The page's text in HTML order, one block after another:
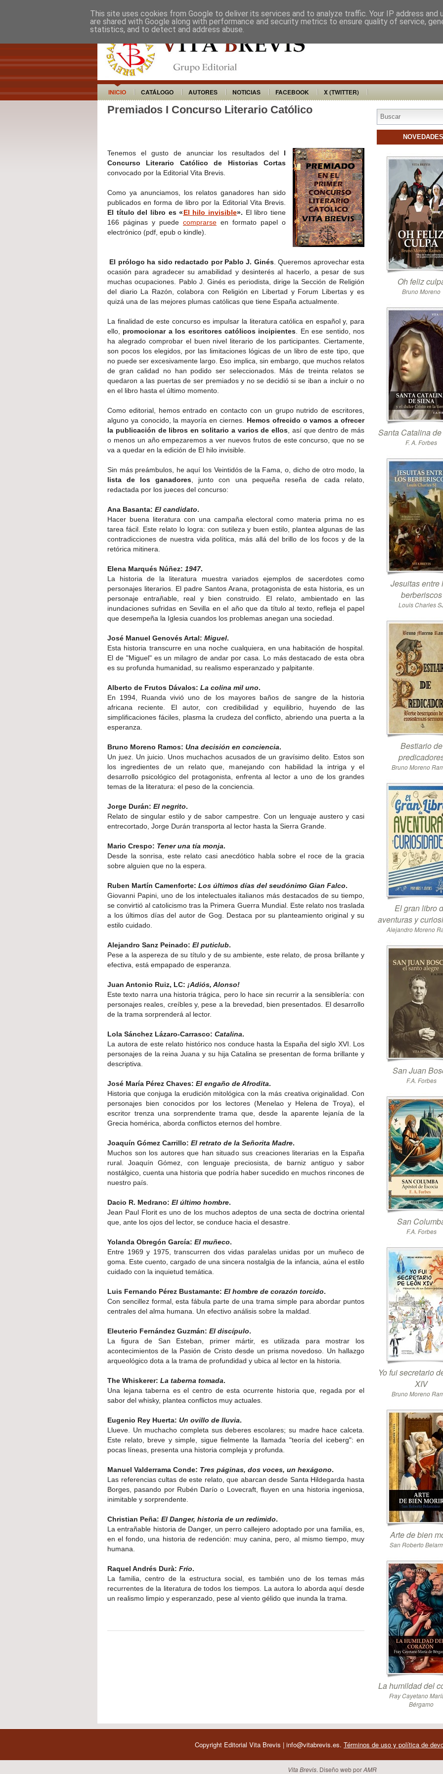
VITA BREVIS DISTRIBUIDORES
INICIO CATÁLOGO AUTORES NOTICIAS FACEBOOK X (TWITTER)
Premiados I Concurso Literario Católico
Tenemos el gusto de anunciar los resultados del I
Concurso Literario Católico de Historias Cortas
convocado por la Editorial Vita Brevis.
Como ya anunciamos, los relatos ganadores han sido
publicados en forma de libro por la Editorial Vita Brevis.
El título del libro es «El hilo invisible». El libro tiene
166 páginas y puede comprarse en formato papel o
electrónico (pdf, epub o kindle).
El prólogo ha sido redactado por Pablo J. Ginés. Queremos aprovechar esta
ocasión para agradecer su amabilidad y desinterés al hacerlo, a pesar de sus
muchas ocupaciones. Pablo J. Ginés es periodista, dirige la Sección de Religión
del diario La Razón, colabora con Religión en Libertad y Forum Libertas y es
quizá una de las mejores plumas católicas que tiene España actualmente.
La finalidad de este concurso es impulsar la literatura católica en español y, para
ello, promocionar a los escritores católicos incipientes . En ese sentido, nos
ha alegrado comprobar el buen nivel literario de los participantes. Ciertamente,
son pocos los elegidos, por las limitaciones lógicas de un libro de este tipo, que
no puede ser excesivamente largo. Eso implica, sin embargo, que muchos relatos
de gran calidad no han podido ser seleccionados. Más de treinta relatos se
quedaron a las puertas de ser premiados y no se decidió si se iban a incluir o no
en el libro hasta el último momento.
Como editorial, hemos entrado en contacto con un grupo nutrido de escritores,
alguno ya conocido, la mayoría en ciernes. Hemos ofrecido o vamos a ofrecer
la publicación de libros en solitario a varios de ellos , así que dentro de más
o menos un año empezaremos a ver nuevos frutos de este concurso, que no se
va a quedar en la edición de El hilo invisible.
Sin más preámbulos, he aquí los Veintidós de la Fama, o, dicho de otro modo, la
lista de los ganadores , junto con una pequeña reseña de cada relato,
redactada por los jueces del concurso:
Ana Basanta: El candidato.
Hacer buena literatura con una campaña electoral como materia prima no es
tarea fácil. Este relato lo logra: con sutileza y buen estilo, plantea algunas de las
contradicciones de nuestra vida política, más allá del brillo de los focos y de la
retórica mitinera.
Elena Marqués Núñez: 1947.
La historia de la literatura muestra variados ejemplos de sacerdotes como
personajes literarios. El padre Santos Arana, protagonista de esta historia, es un
personaje entrañable, real y bien construido. El relato, ambientado en las
inundaciones sufridas en Sevilla en el año que da título al texto, refleja el papel
que desempeña la Iglesia cuandos los problemas anegan una sociedad.
José Manuel Genovés Artal: Miguel.
Esta historia transcurre en una noche cualquiera, en una habitación de hospital.
El de "Miguel" es un milagro de andar por casa. Lo más destacado de esta obra
es su profunda humanidad, su realismo esperanzado y palpitante.
Alberto de Frutos Dávalos: La colina mil uno.
En 1994, Ruanda vivió uno de los mayores baños de sangre de la historia
africana reciente. El autor, con credibilidad y equilibrio, huyendo de las
simplificaciones fáciles, plasma la crudeza del conflicto, abriendo una puerta a la
esperanza.
Bruno Moreno Ramos: Una decisión en conciencia.
Un juez. Un juicio. Unos muchachos acusados de un gravísimo delito. Estos son
los ingredientes de un relato que, manejando con habilidad la intriga y el
desarrollo psicológico del protagonista, enfrenta al lector a uno de los grandes
temas de la literatura: el peso de la conciencia.
Jorge Durán: El negrito.
Relato de singular estilo y de sabor campestre. Con un lenguaje austero y casi
entrecortado, Jorge Durán transporta al lector hasta la Sierra Grande.
Mario Crespo: Tener una tía monja.
Desde la sonrisa, este relato casi anecdótico habla sobre el roce de la gracia
sobre alguien que no la espera.
Ruben Martín Camenforte: Los últimos días del seudónimo Gian Falco.
Giovanni Papini, uno de los intelectuales italianos más destacados de su tiempo,
se convirtió al catolicismo tras la Primera Guerra Mundial. Este relato nos traslada
a los últimos días del autor de Gog. Destaca por su planteamiento original y su
estilo cuidado.
Alejandro Sanz Peinado: El puticlub.
Pese a la aspereza de su título y de su ambiente, este relato, de prosa brillante y
efectiva, está empapado de esperanza.
Juan Antonio Ruiz, LC: ¡Adiós, Alonso!
Este texto narra una historia trágica, pero lo hace sin recurrir a la sensiblería: con
personajes reales, creíbles y, pese a la brevedad, bien presentados. El desarrollo
de la trama sorprenderá al lector.
Lola Sánchez Lázaro-Carrasco: Catalina.
La autora de este relato histórico nos conduce hasta la España del siglo XVI. Los
personajes de la reina Juana y su hija Catalina se presentan de forma brillante y
descriptiva.
José María Pérez Chaves: El engaño de Afrodita.
Historia que conjuga la erudición mitológica con la más creativa originalidad. Con
personajes bien conocidos por los lectores (Menelao y Helena de Troya), el
escritor trenza una sorprendente trama que, desde la aparente lejanía de la
Grecia homérica, aborda conflictos eternos del hombre.
Joaquín Gómez Carrillo: El retrato de la Señorita Madre.
Muchos son los autores que han situado sus creaciones literarias en la España
rural. Joaquín Gómez, con lenguaje preciosista, de barniz antiguo y sabor
nostálgico, cuenta una historia que podría haber sucedido en muchos rincones de
nuestro país.
Dacio R. Medrano: El último hombre.
Jean Paul Florit es uno de los muchos adeptos de una secta de doctrina oriental
que, ante los ojos del lector, se conduce hacia el desastre.
Yolanda Obregón García: El muñeco.
Entre 1969 y 1975, transcurren dos vidas paralelas unidas por un muñeco de
goma. Este cuento, cargado de una sincera nostalgia de la infancia, aúna el estilo
cuidado con la inquietud temática.
Luis Fernando Pérez Bustamante: El hombre de corazón torcido.
Con sencillez formal, esta fábula parte de una trama simple para abordar puntos
centrales del alma humana. Un efectivo análisis sobre la maldad.
Eleuterio Fernández Guzmán: El discípulo.
La figura de San Esteban, primer mártir, es utilizada para mostrar los
acontecimientos de la Pasión de Cristo desde un prisma novedoso. Un hallazgo
arqueológico dota a la trama de profundidad y ubica al lector en la historia.
The Whiskerer: La taberna tomada.
Una lejana taberna es el centro de esta ocurrente historia que, regada por el
sabor del whisky, plantea conflictos muy actuales.
Eugenio Rey Huerta: Un ovillo de lluvia.
Llueve. Un muchacho completa sus deberes escolares; su madre hace calceta.
Este relato, breve y simple, sigue fielmente la llamada "teoría del iceberg": en
pocas líneas, presenta una historia compleja y profunda.
Manuel Valderrama Conde: Tres páginas, dos voces, un hexágono.
Las referencias cultas de este relato, que abarcan desde Santa Hildegarda hasta
Borges, pasando por Rubén Darío o Lovecraft, fluyen en una historia ingeniosa,
inimitable y sorprendente.
Christian Peña: El Danger, historia de un redimido.
La entrañable historia de Danger, un perro callejero adoptado por una familia, es,
en el fondo, una historia de redención: muy canina, pero, al mismo tiempo, muy
humana.
Raquel Andrés Durà: Frío.
La familia, centro de la estructura social, es también uno de los temas más
recurrentes de la literatura de todos los tiempos. La autora lo aborda aquí desde
un realismo limpio y esperanzado, pese al viento gélido que inunda la trama.
NOVEDADES
Oh feliz
Bruno Moreno
Santa Catalina
F. A. Forbes
Jesuitas entre
berberiscos
Louis Charles
Bestiario de
Bruno Moreno
El gran libro
aventuras y
Alejandro Moreno
San Juan
F.A. Forbes
San
F.A. Forbes
Yo fui secretario
XIV
Bruno Moreno
Arte de bien
San Roberto
La humildad del
Fray Cayetano
Bérgamo
Copyright Editorial Vita Brevis | info@vitabrevis.es. Términos de uso y política de
Vita Brevis. Diseño web porAMR
This site uses cookies from Google to deliver its services and to analyze traffic. Your IP address and
are shared with Google along with performance and security metrics to ensure quality of service,
statistics, and to detect and address abuse.